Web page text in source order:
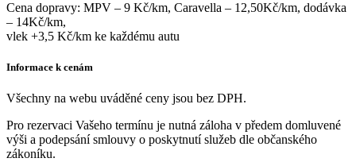
Cena dopravy: MPV – 9 Kč/km, Caravella – 12,50Kč/km, dodávka
– 14Kč/km,
vlek +3,5 Kč/km ke každému autu
Informace k cenám
Všechny na webu uváděné ceny jsou bez DPH.
Pro rezervaci Vašeho termínu je nutná záloha v předem domluvené
výši a podepsání smlouvy o poskytnutí služeb dle občanského
zákoníku.